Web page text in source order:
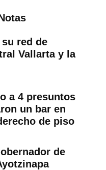
red de
Vallarta y la
a 4 presuntos
un bar en
de piso
de